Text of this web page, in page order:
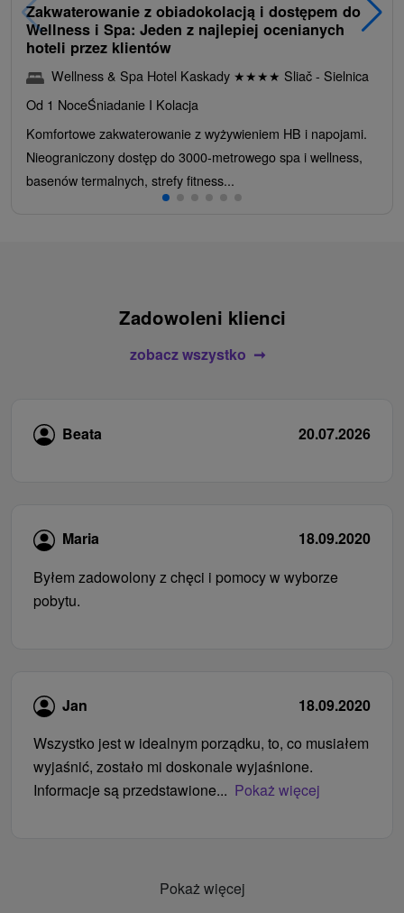
Zakwaterowanie z obiadokolacją i dostępem do
Wellness i Spa: Jeden z najlepiej ocenianych
hoteli przez klientów
Wellness & Spa Hotel Kaskady ★★★★ Sliač - Sielnica
Od 1 NoceŚniadanie I Kolacja
Komfortowe zakwaterowanie z wyżywieniem HB i napojami.
Nieograniczony dostęp do 3000-metrowego spa i wellness,
basenów termalnych, strefy fitness...
Zadowoleni klienci
zobacz wszystko
Beata 20.07.2026
Maria
18.09.2020
Byłem zadowolony z chęci i pomocy w wyborze
pobytu.
Jan
18.09.2020
Wszystko jest w idealnym porządku, to, co musiałem
wyjaśnić, zostało mi doskonale wyjaśnione.
Informacje są przedstawione... Pokaż więcej
Pokaż więcej